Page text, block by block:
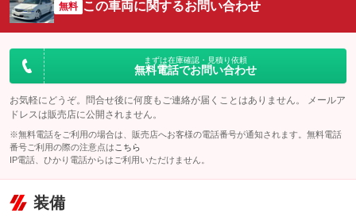
無料 この車両に関するお問い合わせ
まずは在庫確認・見積り依頼
無料電話でお問い合わせ
お気軽にどうぞ。問合せ後に何度もご連絡が届くことはありません。 メールア
ドレスは販売店に公開されません。
※無料電話をご利用の場合は、販売店へお客様の電話番号が通知されます。無料電話
番号ご利用の際の注意点は こちら
IP電話、ひかり電話からはご利用いただけません。
装備